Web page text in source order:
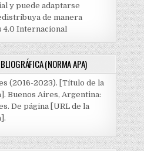
y puede adaptarse
de manera
Internacional
(NORMA APA)
(2016-2023). [Título de la
Buenos Aires, Argentina:
De página [URL de la